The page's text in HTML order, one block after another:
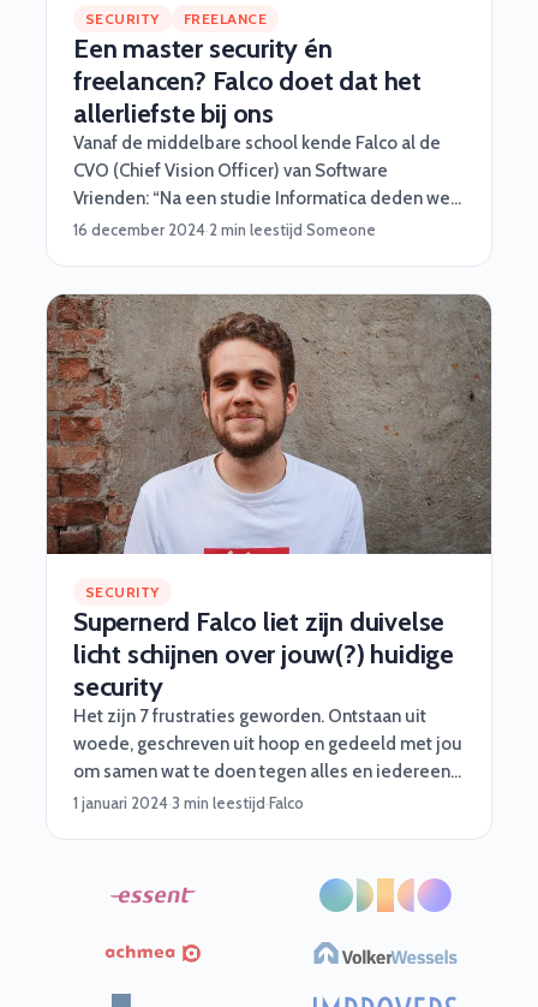
SECURITY FREELANCE
Een master security én
freelancen? Falco doet dat het
allerliefste bij ons
Vanaf de middelbare school kende Falco al de
CVO (Chief Vision Officer) van Software
Vrienden: “Na een studie Informatica deden we
al snel veel mooie projecten samen,
wat hackathons en later wat grotere opdrachten.”
16 december 2024·2 min leestijd·Someone
SECURITY
Supernerd Falco liet zijn duivelse
licht schijnen over jouw(?) huidige
security
Het zijn 7 frustraties geworden. Ontstaan uit
woede, geschreven uit hoop en gedeeld met jou
om samen wat te doen tegen alles en iedereen
die laconiek doet over security.
1 januari 2024·3 min leestijd·Falco